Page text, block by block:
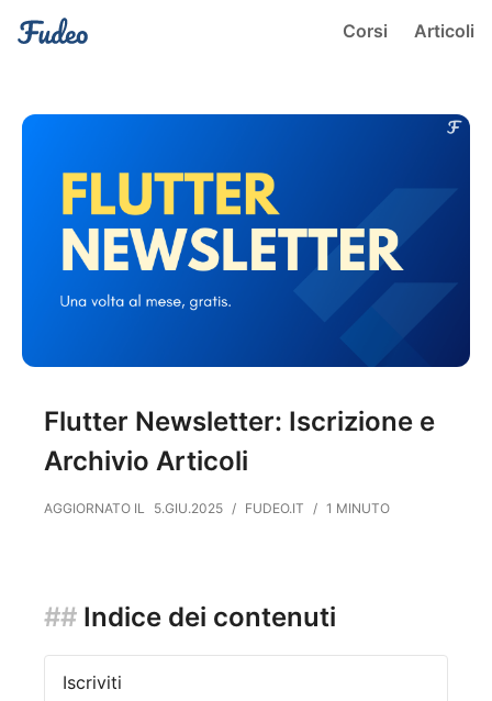
Corsi Articoli
Flutter Newsletter: Iscrizione e
Archivio Articoli
AGGIORNATO IL 5.GIU.2025 / FUDEO.IT / 1 MINUTO
## Indice dei contenuti
Iscriviti